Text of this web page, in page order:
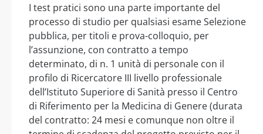
I test pratici sono una parte importante del
processo di studio per qualsiasi esame Selezione
pubblica, per titoli e prova-colloquio, per
l’assunzione, con contratto a tempo
determinato, di n. 1 unità di personale con il
profilo di Ricercatore III livello professionale
dell’Istituto Superiore di Sanità presso il Centro
di Riferimento per la Medicina di Genere (durata
del contratto: 24 mesi e comunque non oltre il